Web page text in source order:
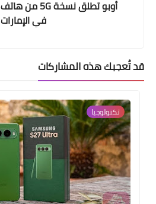
في الإمارات
قد تُعجبك هذه المشاركات
تكنولوجيا